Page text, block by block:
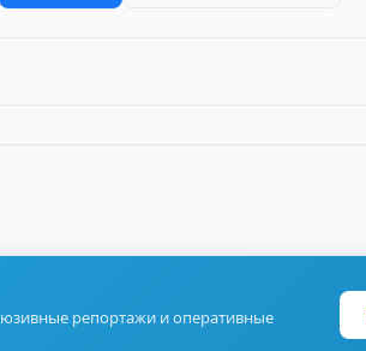
репортажи и оперативные